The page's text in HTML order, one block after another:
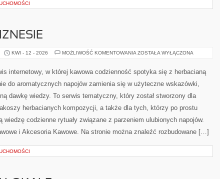
myślą o pasjonatach kynologii. To rozbudowany
łączą się w użyteczne źródło wiedzy. Fajne kategorie to
i Psia Moda i Akcesoria. Na stronie można znaleźć rozbudowane
i mniej znanych ras. Dzięki temu czytelnik ma możliwość
[…]